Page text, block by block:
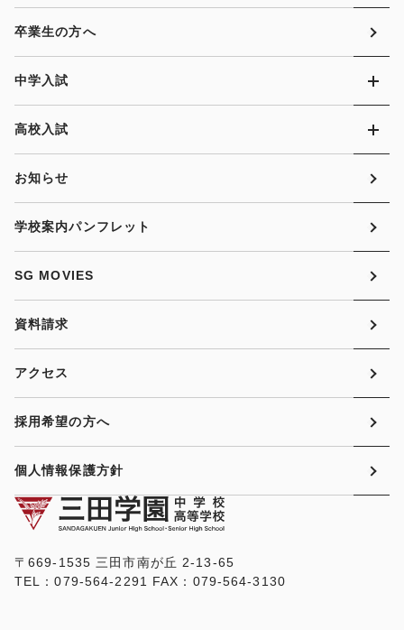
〒669-1535 三田市南が丘 2-13-65
TEL：079-564-2291 FAX：079-564-3130
卒業生の方へ
中学入試
高校入試
お知らせ
学校案内パンフレット
SG MOVIES
資料請求
アクセス
採用希望の方へ
個人情報保護方針